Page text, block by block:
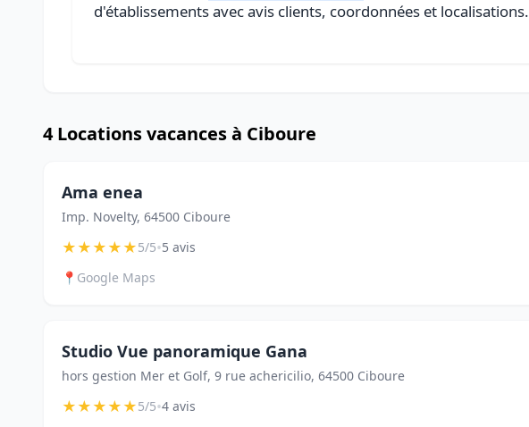
d'établissements avec avis clients, coordonnées et localisations.
4 Locations vacances à Ciboure
Ama enea
Imp. Novelty, 64500 Ciboure
★★★★★5/5•5 avis
📍 Google Maps
Studio Vue panoramique Gana
hors gestion Mer et Golf, 9 rue achericilio, 64500 Ciboure
★★★★★5/5•4 avis